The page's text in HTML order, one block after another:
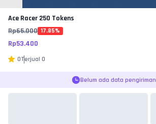
Ace Racer 250 Tokens
Rp65.000 17.85%
Rp53.400
0Terjual 0
Belum ada data pengiriman